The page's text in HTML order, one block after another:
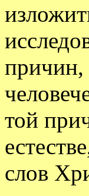
причин,
той
слов